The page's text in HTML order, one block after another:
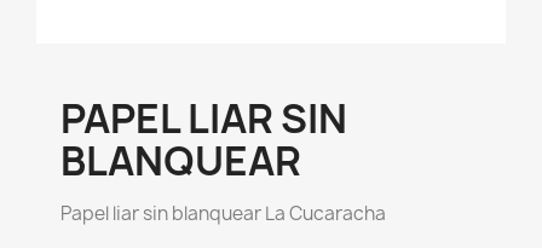
PAPEL LIAR SIN
BLANQUEAR
Papel liar sin blanquear La Cucaracha